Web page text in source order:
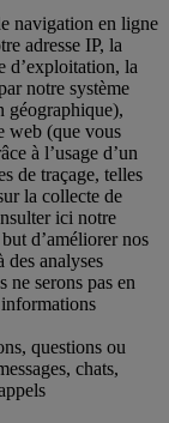
navigation en ligne
adresse IP, la
d’exploitation, la
notre système
géographique),
web (que vous
à l’usage d’un
de traçage, telles
la collecte de
ici notre
d’améliorer nos
des analyses
ne serons pas en
questions ou
chats,